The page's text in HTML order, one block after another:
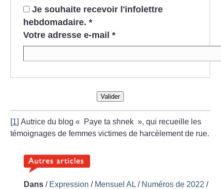
Je souhaite recevoir l'infolettre
hebdomadaire. *
Votre adresse e-mail *
Valider
1 ]Autrice du blog « Paye ta shnek », qui recueille les
témoignages de femmes victimes de harcèlement de rue.
Dans / Expression / Mensuel AL / Numéros de 2022 /